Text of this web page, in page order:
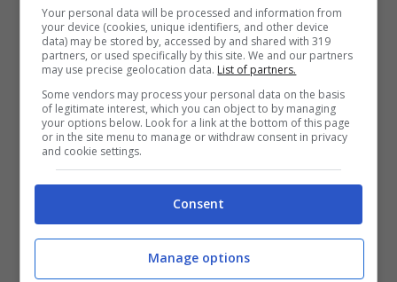
incontro. Occorre rendere i giovani parte
attiva del processo in grado di creare piena
consapevolezza del giusto, di far capire da
che parte stare. L’esercizio della legalità deve
divenire pratica quotidiana, strumento di vita,
di partecipazione, di cittadinanza attiva”.
“La nostra gratitudine– aggiungono i due
amministratori –va all’illustre ospite (per il
dono di una preziosa testimonianza), alla
Your personal data will be processed and information from
your device (cookies, unique identifiers, and other device
data) may be stored by, accessed by and shared with 319
partners, or used specifically by this site. We and our partners
may use precise geolocation data. List of partners.
Some vendors may process your personal data on the basis
of legitimate interest, which you can object to by managing
your options below. Look for a link at the bottom of this page
or in the site menu to manage or withdraw consent in privacy
and cookie settings.
Consent
Manage options